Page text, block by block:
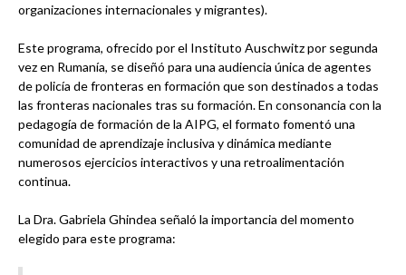
organizaciones internacionales y migrantes).
Este programa, ofrecido por el Instituto Auschwitz por segunda
vez en Rumanía, se diseñó para una audiencia única de agentes
de policía de fronteras en formación que son destinados a todas
las fronteras nacionales tras su formación. En consonancia con la
pedagogía de formación de la AIPG, el formato fomentó una
comunidad de aprendizaje inclusiva y dinámica mediante
numerosos ejercicios interactivos y una retroalimentación
continua.
La Dra. Gabriela Ghindea señaló la importancia del momento
elegido para este programa: